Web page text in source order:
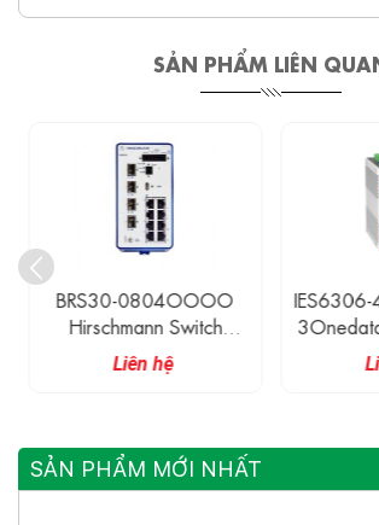
SẢN PHẨM LIÊN
BRS30-0804OOOO
Hirschmann Switch
Ethernet Công Nghiệp
Có Quản Lí 8 Cổng
Liên hệ
SẢN PHẨM MỚI NHẤT